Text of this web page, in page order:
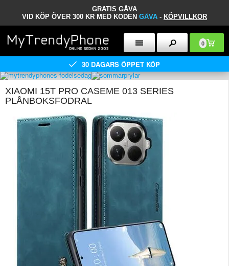
GRATIS GÅVA
VID KÖP ÖVER 300 KR MED KODEN GÅVA - KÖPVILLKOR
0
30 DAGARS ÖPPET KÖP
XIAOMI 15T PRO CASEME 013 SERIES
PLÅNBOKSFODRAL